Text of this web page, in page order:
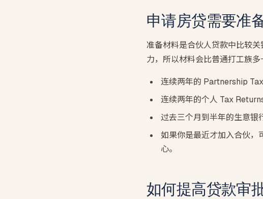
申请房贷需要准
准备材料是合伙人贷款中比较
力，所以材料会比普通打工族多
连续两年的 Partnership
连续两年的个人 Tax
过去三个月到半年的生意银
如果你是最近才加入合伙，
心。
如何提高贷款审